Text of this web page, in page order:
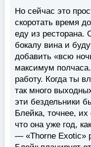
Но сейчас это
скоротать время
еду из ресторана.
бокалу вина и
добавить «всю
максимум
работу. Когда ты
так много
эти бездельники
Блейка, точнее,
что она уже год,
— «Thorne Exotic»